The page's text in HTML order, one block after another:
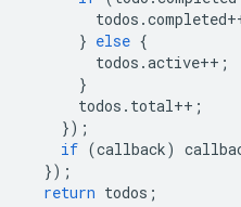
todos .completed
} else {
todos .active++ ;
}
todos . total++ ;
});
if (callback)
});
return todos ;